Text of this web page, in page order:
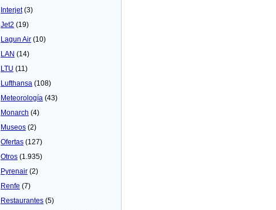
Interjet(3)
Jet2 (19)
Lagun Air (10)
LAN (14)
LTU (11)
Lufthansa (108)
Meteorologí­a (43)
Monarch (4)
Museos (2)
Ofertas (127)
Otros (1.935)
Pyrenair (2)
Renfe (7)
Restaurantes (5)